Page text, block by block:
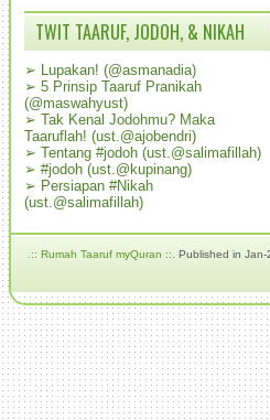
TWIT TAARUF, JODOH, & NIKAH
➢ Lupakan! (@asmanadia)
➢ 5 Prinsip Taaruf Pranikah
(@maswahyust)
➢ Tak Kenal Jodohmu? Maka
Taaruflah! (ust.@ajobendri)
➢ Tentang #jodoh (ust.@salimafillah)
➢ #jodoh (ust.@kupinang)
➢ Persiapan #Nikah
(ust.@salimafillah)
.:: Rumah Taaruf myQuran ::. Published in